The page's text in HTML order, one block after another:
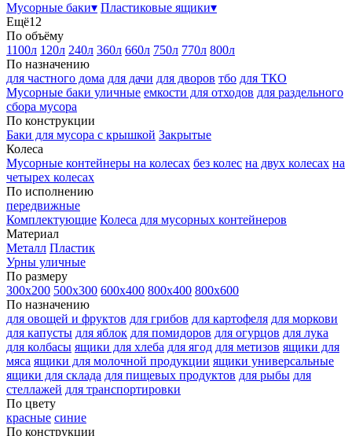
Мусорные баки▾ Пластиковые ящики▾
Ещё12
По объёму
1100л 120л 240л 360л 660л 750л 770л 800л
По назначению
для частного дома для дачи для дворов тбо для ТКО
Мусорные баки уличные емкости для отходов для раздельного
сбора мусора
По конструкции
Баки для мусора с крышкой Закрытые
Колеса
Мусорные контейнеры на колесах без колес на двух колесах на
четырех колесах
По исполнению
передвижные
Комплектующие Колеса для мусорных контейнеров
Материал
Металл Пластик
Урны уличные
По размеру
300х200 500х300 600х400 800х400 800х600
По назначению
для овощей и фруктов для грибов для картофеля для моркови
для капусты для яблок для помидоров для огурцов для лука
для колбасы ящики для хлеба для ягод для метизов ящики для
мяса ящики для молочной продукции ящики универсальные
ящики для склада для пищевых продуктов для рыбы для
стеллажей для транспортировки
По цвету
красные синие
По конструкции